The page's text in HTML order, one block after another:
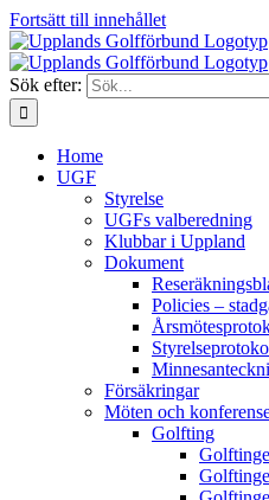
Fortsätt till innehållet
Sök efter:
Home
UGF
Styrelse
UGFs valberedning
Klubbar i Uppland
Dokument
Policies –
Försäkringar
Möten och
Golfting